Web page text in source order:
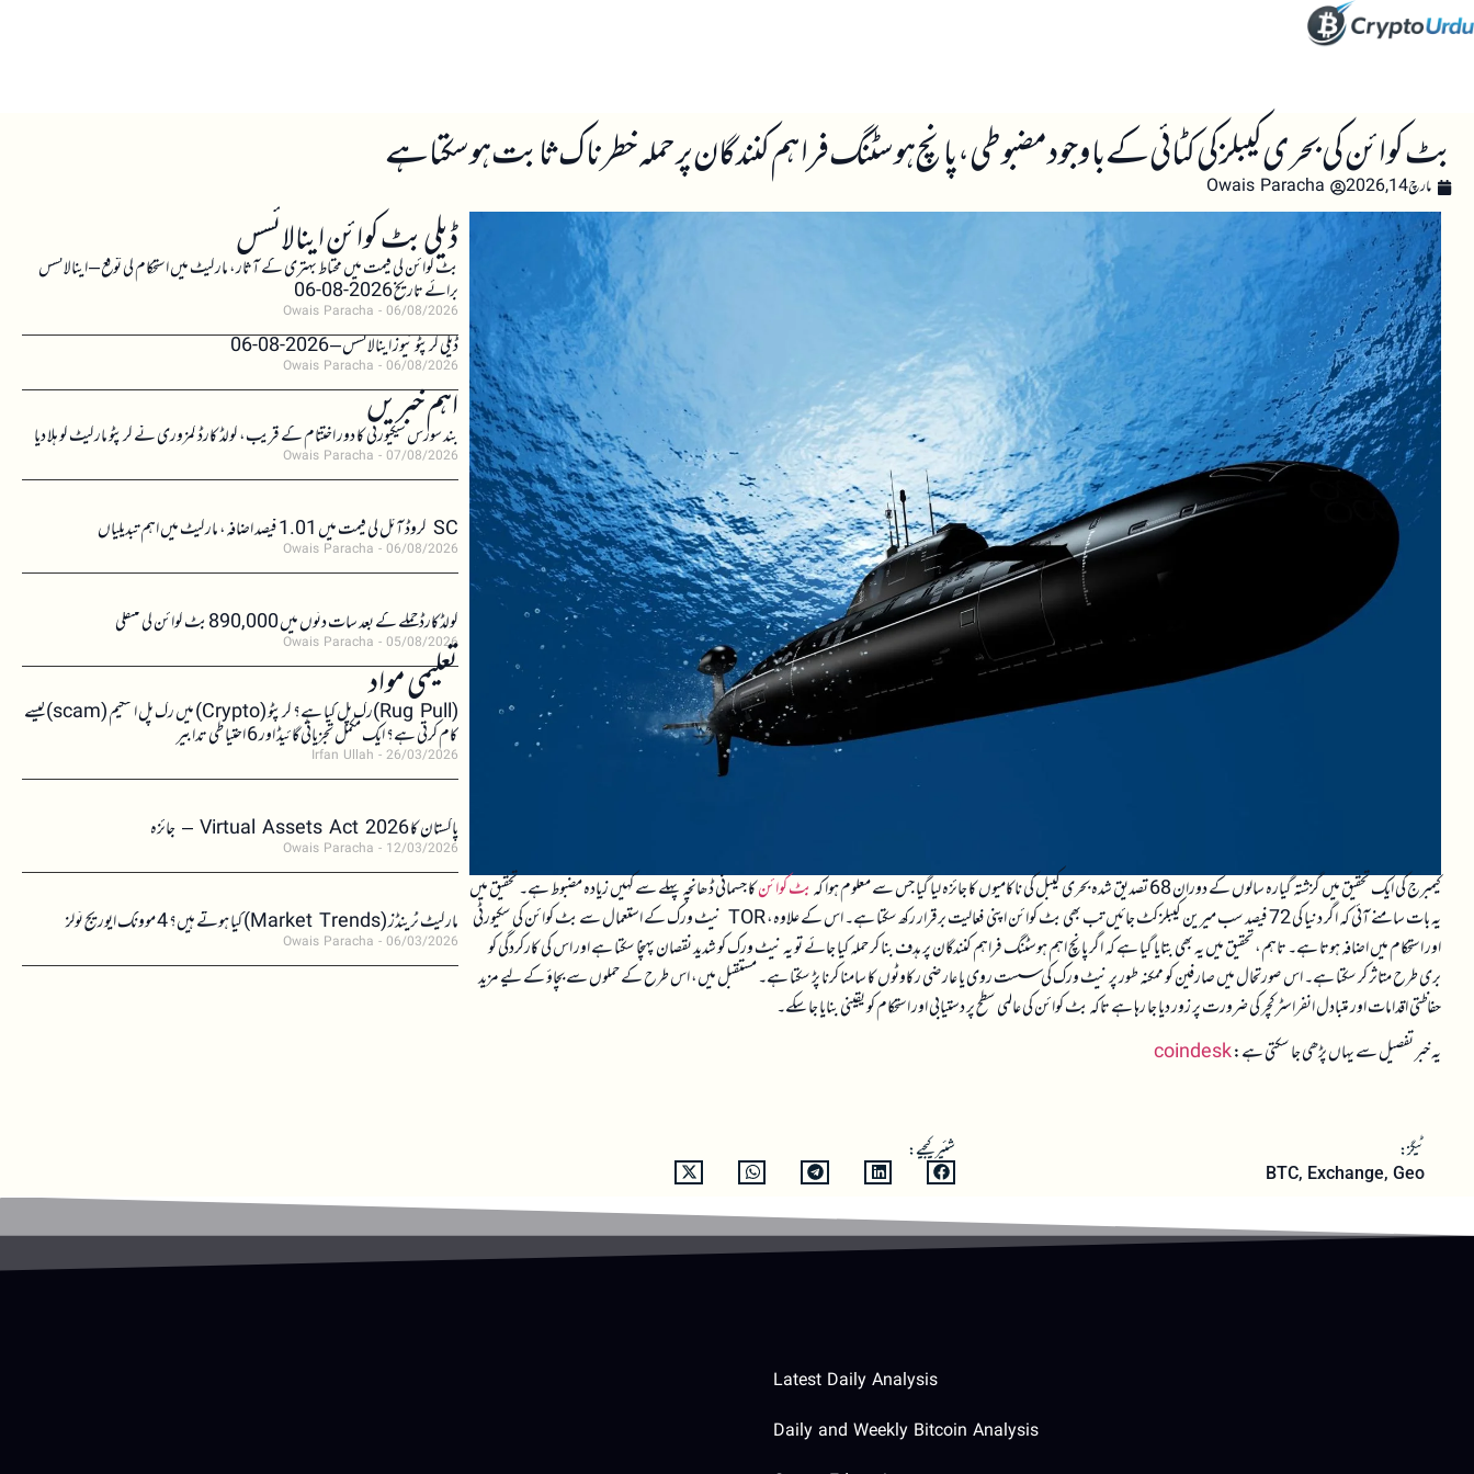
بٹ کوائن کی بحری کیبلز کی کٹائی کے باوجود مضبوطی، پانچ ہوسٹنگ فراہم کنندگان پر حملہ خطرناک ثابت ہو سکتا ہے
مارچ 14, 2026 Owais Paracha
کیمبرج کی ایک تحقیق میں گزشتہ گیارہ سالوں کے دوران 68 تصدیق شدہ بحری کیبل کی ناکامیوں کا جائزہ لیا گیا جس سے معلوم ہوا کہ بٹ کوائنکا جسمانی ڈھانچہ پہلے سے کہیں زیادہ مضبوط ہے۔ تحقیق میں
یہ بات سامنے آئی کہ اگر دنیا کی 72 فیصد سب میرین کیبلز کٹ جائیں تب بھی بٹ کوائن اپنی فعالیت برقرار رکھ سکتا ہے۔ اس کے علاوہ، TOR نیٹ ورک کے استعمال سے بٹ کوائن کی سکیورٹی
اور استحکام میں اضافہ ہوتا ہے۔ تاہم، تحقیق میں یہ بھی بتایا گیا ہے کہ اگر پانچ اہم ہوسٹنگ فراہم کنندگان پر ہدف بنا کر حملہ کیا جائے تو یہ نیٹ ورک کو شدید نقصان پہنچا سکتا ہے اور اس کی کارکردگی کو
بری طرح متاثر کر سکتا ہے۔ اس صورتحال میں صارفین کو ممکنہ طور پر نیٹ ورک کی سست روی یا عارضی رکاوٹوں کا سامنا کرنا پڑ سکتا ہے۔ مستقبل میں، اس طرح کے حملوں سے بچاؤ کے لیے مزید
حفاظتی اقدامات اور متبادل انفراسٹرکچر کی ضرورت پر زور دیا جا رہا ہے تاکہ بٹ کوائن کی عالمی سطح پر دستیابی اور استحکام کو یقینی بنایا جا سکے۔
یہ خبر تفصیل سے یہاں پڑھی جا سکتی ہے:coindesk
ٹیگز:
BTC, Exchange, Geo
شئیر کیجیے:
ڈیلی بٹ کوائن اینالائسس
بٹ کوائن کی قیمت میں محتاط بہتری کے آثار، مارکیٹ میں استحکام کی توقع – اینالائسس
برائے تاریخ 2026-08-06
Owais Paracha 06/08/2026
ڈیلی کرپٹو نیوز اینالائسس – 2026-08-06
Owais Paracha 06/08/2026
اہم خبریں
بند سورس سیکیورٹی کا دور اختتام کے قریب، کولڈ کارڈ کمزوری نے کرپٹو مارکیٹ کو ہلا دیا
Owais Paracha 07/08/2026
SC کروڈ آئل کی قیمت میں 1.01 فیصد اضافہ، مارکیٹ میں اہم تبدیلیاں
Owais Paracha 06/08/2026
کولڈکارڈ حملے کے بعد سات دنوں میں 890,000 بٹ کوائن کی منتقلی
Owais Paracha 05/08/2026
تعلیمی مواد (Rug Pull)رگ پل کیا ہے؟ کرپٹو (Crypto) میں رگ پل اسکیم (scam)کیسے
کام کرتی ہے؟ ایک مکمل تجزیاتی گائیڈ اور 6 احتیاطی تدابیر
Irfan Ullah 26/03/2026
پاکستان کا Virtual Assets Act 2026 – جائزہ
Owais Paracha 12/03/2026
مارکیٹ ٹرینڈز (Market Trends) کیا ہوتے ہیں؟ 4 موونگ ایوریج ٹولز
Owais Paracha 06/03/2026
Latest Daily Analysis
Daily and Weekly Bitcoin Analysis